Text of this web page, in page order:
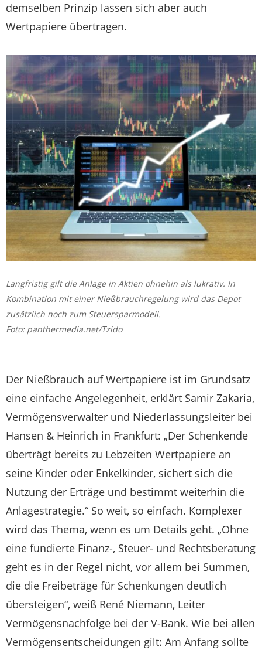
demselben Prinzip lassen sich aber auch
Wertpapiere übertragen.
Langfristig gilt die Anlage in Aktien ohnehin als lukrativ. In
Kombination mit einer Nießbrauchregelung wird das Depot
zusätzlich noch zum Steuersparmodell.
Foto: panthermedia.net/Tzido
Der Nießbrauch auf Wertpapiere ist im Grundsatz
eine einfache Angelegenheit, erklärt Samir Zakaria,
Vermögensverwalter und Niederlassungsleiter bei
Hansen & Heinrich in Frankfurt: „Der Schenkende
überträgt bereits zu Lebzeiten Wertpapiere an
seine Kinder oder Enkelkinder, sichert sich die
Nutzung der Erträge und bestimmt weiterhin die
Anlagestrategie.“ So weit, so einfach. Komplexer
wird das Thema, wenn es um Details geht. „Ohne
eine fundierte Finanz-, Steuer- und Rechtsberatung
geht es in der Regel nicht, vor allem bei Summen,
die die Freibeträge für Schenkungen deutlich
übersteigen“, weiß René Niemann, Leiter
Vermögensnachfolge bei der V-Bank. Wie bei allen
Vermögensentscheidungen gilt: Am Anfang sollte